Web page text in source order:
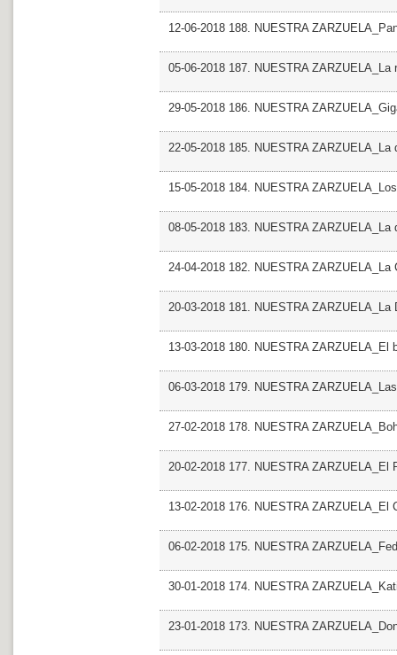
12-06-2018 188. NUESTRA
05-06-2018 187. NUESTRA ZARZUELA_La
29-05-2018 186. NUESTRA
22-05-2018 185. NUESTRA ZARZUELA_La
15-05-2018 184. NUESTRA
08-05-2018 183. NUESTRA ZARZUELA_La
24-04-2018 182. NUESTRA ZARZUELA_La
20-03-2018 181. NUESTRA ZARZUELA_La
13-03-2018 180. NUESTRA ZARZUELA_El
06-03-2018 179. NUESTRA
27-02-2018 178. NUESTRA
20-02-2018 177. NUESTRA ZARZUELA_El
13-02-2018 176. NUESTRA ZARZUELA_El
06-02-2018 175. NUESTRA
30-01-2018 174. NUESTRA
23-01-2018 173. NUESTRA